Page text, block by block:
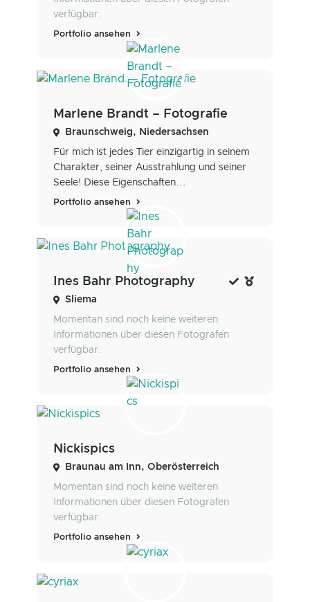
verfügbar.
Portfolio ansehen
Marlene Brandt – Fotografie
Braunschweig, Niedersachsen
Für mich ist jedes Tier einzigartig in seinem
Charakter, seiner Ausstrahlung und seiner
Seele! Diese Eigenschaften...
Portfolio ansehen
Ines Bahr Photography
Sliema
Momentan sind noch keine weiteren
Informationen über diesen Fotografen
verfügbar.
Portfolio ansehen
Nickispics
Braunau am Inn, Oberösterreich
Momentan sind noch keine weiteren
Informationen über diesen Fotografen
verfügbar.
Portfolio ansehen